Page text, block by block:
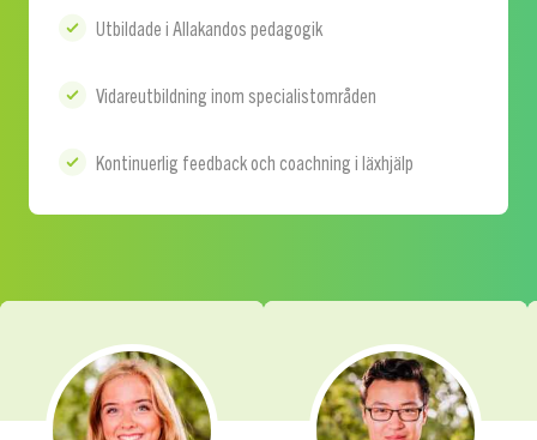
Utbildade i Allakandos pedagogik
Vidareutbildning inom specialistområden
Kontinuerlig feedback och coachning i läxhjälp